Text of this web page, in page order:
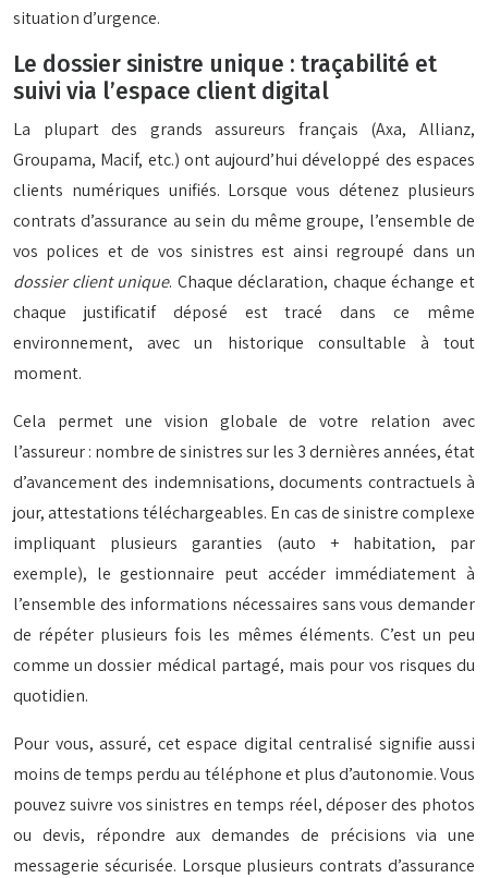
situation d’urgence.
Le dossier sinistre unique : traçabilité et
suivi via l’espace client digital
La plupart des grands assureurs français (Axa, Allianz,
Groupama, Macif, etc.) ont aujourd’hui développé des espaces
clients numériques unifiés. Lorsque vous détenez plusieurs
contrats d’assurance au sein du même groupe, l’ensemble de
vos polices et de vos sinistres est ainsi regroupé dans un
dossier client unique. Chaque déclaration, chaque échange et
chaque justificatif déposé est tracé dans ce même
environnement, avec un historique consultable à tout
moment.
Cela permet une vision globale de votre relation avec
l’assureur : nombre de sinistres sur les 3 dernières années, état
d’avancement des indemnisations, documents contractuels à
jour, attestations téléchargeables. En cas de sinistre complexe
impliquant plusieurs garanties (auto + habitation, par
exemple), le gestionnaire peut accéder immédiatement à
l’ensemble des informations nécessaires sans vous demander
de répéter plusieurs fois les mêmes éléments. C’est un peu
comme un dossier médical partagé, mais pour vos risques du
quotidien.
Pour vous, assuré, cet espace digital centralisé signifie aussi
moins de temps perdu au téléphone et plus d’autonomie. Vous
pouvez suivre vos sinistres en temps réel, déposer des photos
ou devis, répondre aux demandes de précisions via une
messagerie sécurisée. Lorsque plusieurs contrats d’assurance